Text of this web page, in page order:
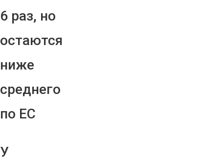
6 раз, но
остаются
ниже
среднего
по ЕС
У